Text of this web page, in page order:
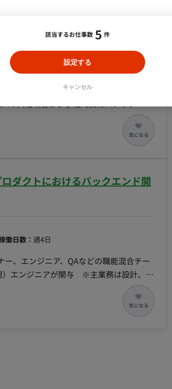
Workspace 情報共有ツール：
ツール：ChatGPT／Codex、Claude
：週5日 ・リ
先致します。） （オフィス：東京都千
・フレックス稼働：コアタイムフレック
て開発に携われる環境
Java, C#
ーアル開発です。 現在、
の大幅改善および社内技術スタック
レイスを行います。 単なるコードの書き
いただけるハイクラスなエンジニアを募
・リリース実務経験 ・TypeScriptを用い
ダクトにおけるバックエンド開
働日数： 週4日
、エンジニア、QAなどの職能混合チー
）エンジニアが関与 ※主業務は設計、実
ラムのプラクティスを一部導入したプロ
勢9名前後 ・Go, Google Cloudを用いた設
: BigQuery, Looker Studio ・その他:
該当するお仕事数 5 件
設定する
キャンセル